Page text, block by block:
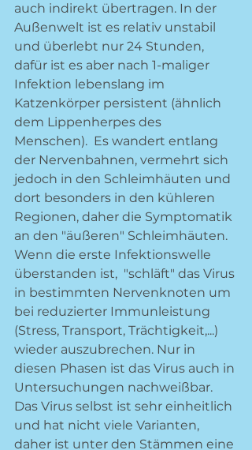
auch indirekt übertragen. In der
Außenwelt ist es relativ unstabil
und überlebt nur 24 Stunden,
dafür ist es aber nach 1-maliger
Infektion lebenslang im
Katzenkörper persistent (ähnlich
dem Lippenherpes des
Menschen).  Es wandert entlang
der Nervenbahnen, vermehrt sich
jedoch in den Schleimhäuten und
dort besonders in den kühleren
Regionen, daher die Symptomatik
an den "äußeren" Schleimhäuten.
Wenn die erste Infektionswelle
überstanden ist,  "schläft" das Virus
in bestimmten Nervenknoten um
bei reduzierter Immunleistung
(Stress, Transport, Trächtigkeit,...)
wieder auszubrechen. Nur in
diesen Phasen ist das Virus auch in
Untersuchungen nachweißbar.
Das Virus selbst ist sehr einheitlich
und hat nicht viele Varianten,
daher ist unter den Stämmen eine